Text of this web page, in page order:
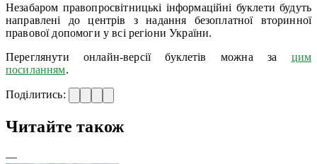
Незабаром правопросвітницькі інформаційні буклети будуть
направлені до центрів з надання безоплатної вторинної
правової допомоги у всі регіони України.
Переглянути онлайн-версії буклетів можна за цим
посиланням.
Поділитись:
Читайте також
—